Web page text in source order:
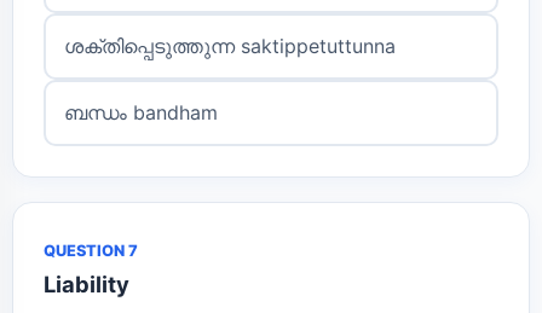
ശക്തിപ്പെടുത്തുന്ന saktippetuttunna
ബന്ധം bandham
QUESTION 7
Liability